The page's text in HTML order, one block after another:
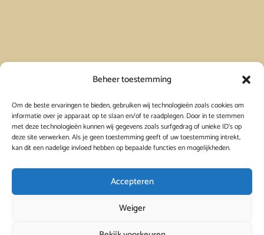
Beheer toestemming
Om de beste ervaringen te bieden, gebruiken wij technologieën zoals cookies om
informatie over je apparaat op te slaan en/of te raadplegen. Door in te stemmen
met deze technologieën kunnen wij gegevens zoals surfgedrag of unieke ID's op
deze site verwerken. Als je geen toestemming geeft of uw toestemming intrekt,
kan dit een nadelige invloed hebben op bepaalde functies en mogelijkheden.
Accepteren
Weiger
Vakantiehuis in Frankrijk huren
Vakantiehuis in Griekenland huren